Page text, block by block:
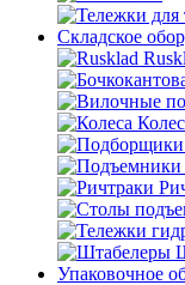
Складское
Упаковочное